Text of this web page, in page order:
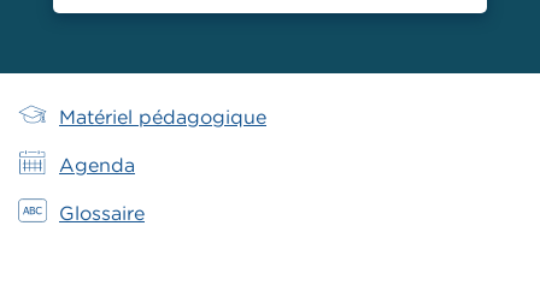
Main
School
Matériel pédagogique
Agenda
Glossaire